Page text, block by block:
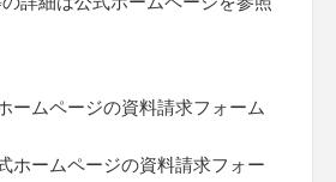
ームページの資料請求フォーム
ホームページの資料請求フォー